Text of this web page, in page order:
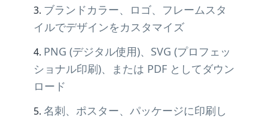
ブランドカラー、ロゴ、フレームスタ
イルでデザインをカスタマイズ
PNG (デジタル使用)、SVG (プロフェッ
ショナル印刷)、または PDF としてダウン
ロード
名刺、ポスター、パッケージに印刷し